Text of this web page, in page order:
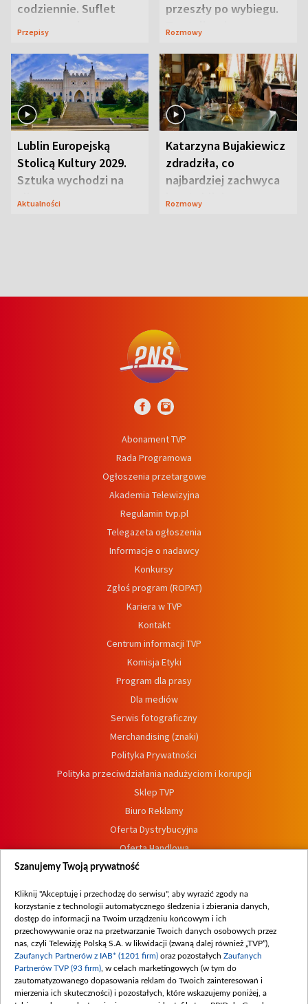
codziennie. Suflet
serowy zachwyca
Przepisy
przeszły po wybiegu.
Te stylizacje
Rozmowy
Lublin Europejską
Stolicą Kultury 2029.
Sztuka wychodzi na
ulice
Aktualności
Katarzyna Bujakiewicz
zdradziła, co
najbardziej zachwyca
ją w Lublinie
Rozmowy
Abonament TVP
Rada Programowa
Ogłoszenia przetargowe
Akademia Telewizyjna
Regulamin tvp.pl
Telegazeta ogłoszenia
Informacje o nadawcy
Konkursy
Zgłoś program (ROPAT)
Kariera w TVP
Kontakt
Centrum informacji TVP
Komisja Etyki
Program dla prasy
Dla mediów
Serwis fotograficzny
Merchandising (znaki)
Polityka Prywatności
Polityka przeciwdziałania nadużyciom i korupcji
Sklep TVP
Biuro Reklamy
Oferta Dystrybucyjna
Oferta Handlowa
Dostępność
Procedura zgłoszeń wewnętrznych
Szanujemy Twoją prywatność
Kliknij "Akceptuję i przechodzę do serwisu", aby wyrazić zgody na
korzystanie z technologii automatycznego śledzenia i zbierania danych,
dostęp do informacji na Twoim urządzeniu końcowym i ich
przechowywanie oraz na przetwarzanie Twoich danych osobowych przez
nas, czyli Telewizję Polską S.A. w likwidacji (zwaną dalej również „TVP”),
Zaufanych Partnerów z IAB* (1201 firm) oraz pozostałych Zaufanych
Partnerów TVP (93 firm) , w celach marketingowych (w tym do
zautomatyzowanego dopasowania reklam do Twoich zainteresowań i
mierzenia ich skuteczności) i pozostałych, które wskazujemy poniżej, a